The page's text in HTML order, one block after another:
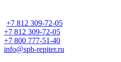
+7 812 309-72-05
+7 812 309-72-05
+7 800 777-51-40
info@spb-repiter.ru